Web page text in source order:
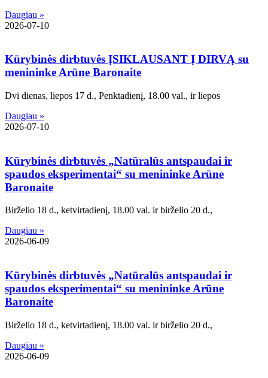
Daugiau »
2026-07-10
Kūrybinės dirbtuvės ĮSIKLAUSANT Į DIRVĄ su
menininke Arūne Baronaite
Dvi dienas, liepos 17 d., Penktadienį, 18.00 val., ir liepos
Daugiau »
2026-07-10
Kūrybinės dirbtuvės „Natūralūs antspaudai ir
spaudos eksperimentai“ su menininke Arūne
Baronaite
Birželio 18 d., ketvirtadienį, 18.00 val. ir birželio 20 d.,
Daugiau »
2026-06-09
Kūrybinės dirbtuvės „Natūralūs antspaudai ir
spaudos eksperimentai“ su menininke Arūne
Baronaite
Birželio 18 d., ketvirtadienį, 18.00 val. ir birželio 20 d.,
Daugiau »
2026-06-09